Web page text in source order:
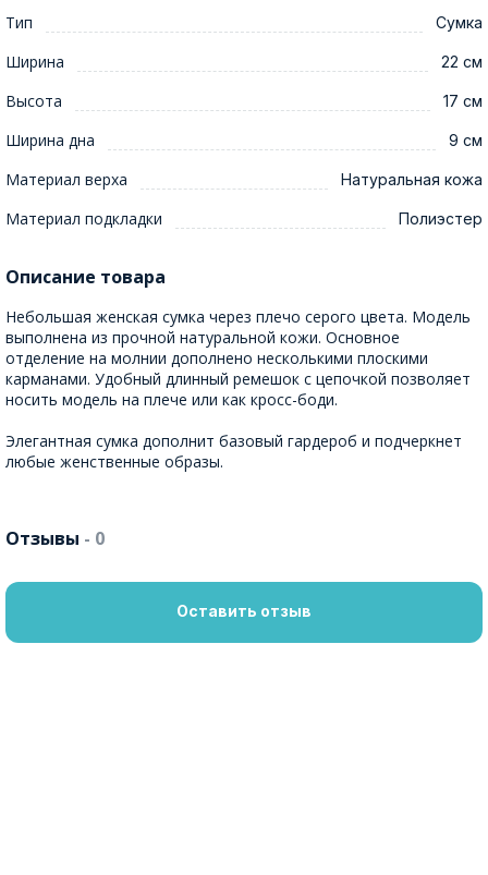
Тип Сумка
Ширина 22 см
Высота 17 см
Ширина дна 9 см
Материал верха Натуральная кожа
Материал подкладки Полиэстер
Описание товара
Небольшая женская сумка через плечо серого цвета. Модель
выполнена из прочной натуральной кожи. Основное
отделение на молнии дополнено несколькими плоскими
карманами. Удобный длинный ремешок с цепочкой позволяет
носить модель на плече или как кросс-боди.
Элегантная сумка дополнит базовый гардероб и подчеркнет
любые женственные образы.
Отзывы - 0
Оставить отзыв